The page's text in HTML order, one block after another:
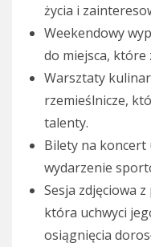
życia i
Weekendowy
do miejsca, które
Warsztaty
rzemieślnicze,
talenty.
Bilety na
wydarzenie
Sesja zdjęciowa
która uchwyci
osiągnięcia